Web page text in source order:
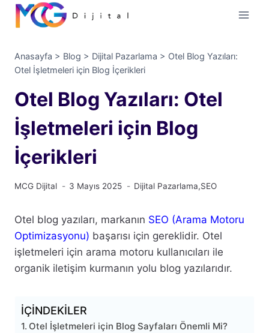
İçeriğe
geç
Anasayfa > Blog > Dijital Pazarlama > Otel Blog Yazıları:
Otel İşletmeleri için Blog İçerikleri
Otel Blog Yazıları: Otel
İşletmeleri için Blog
İçerikleri
MCG Dijital 3 Mayıs 2025 Dijital Pazarlama,SEO
Otel blog yazıları, markanın SEO (Arama Motoru
Optimizasyonu) başarısı için gereklidir. Otel
işletmeleri için arama motoru kullanıcıları ile
organik iletişim kurmanın yolu blog yazılarıdır.
İÇİNDEKİLER
Otel İşletmeleri için Blog Sayfaları Önemli Mi?